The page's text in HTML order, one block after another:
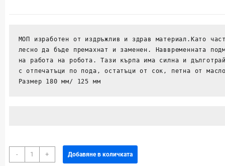
МОП изработен от издръжлив и здрав материал.Като
лесно да бъде премахнат и заменен. Наввременната
на работа на робота. Тази кърпа има силна и
с отпечатъци по пода, остатъци от сок, петна от
Размер 180 мм/ 125 мм
-
количество
за
+ Добавяне в количката